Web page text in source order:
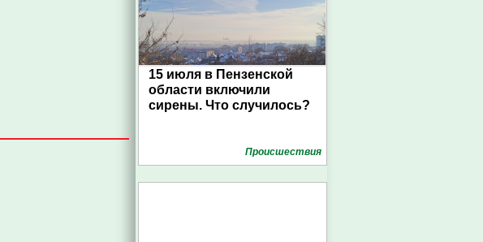
15 июля в Пензенской
области включили
сирены. Что случилось?
Проиcшествия